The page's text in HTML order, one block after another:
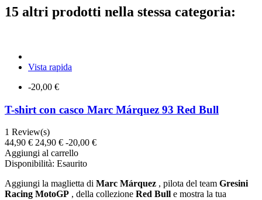
15 altri prodotti nella stessa categoria:
Vista rapida
-20,00 €
T-shirt con casco Marc Márquez 93 Red Bull
1 Review(s)
44,90 € 24,90 € -20,00 €
Aggiungi al carrello
Disponibilità: Esaurito
Aggiungi la maglietta di Marc Márquez , pilota del team Gresini
Racing MotoGP , della collezione Red Bull e mostra la tua